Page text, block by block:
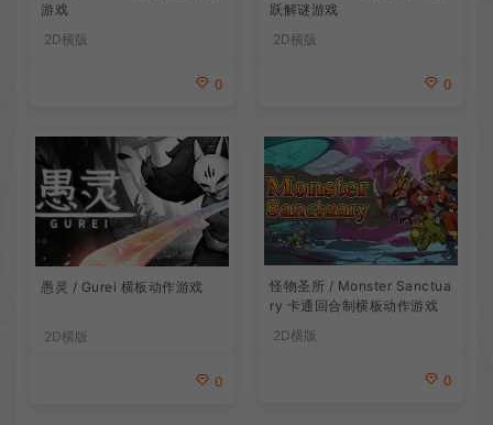
游戏
2D横版
0
跃解谜游戏
2D横版
0
愚灵 / Gurei 横板动作游戏
2D横版
0
怪物圣所 / Monster Sanctua
ry 卡通回合制横板动作游戏
2D横版
0